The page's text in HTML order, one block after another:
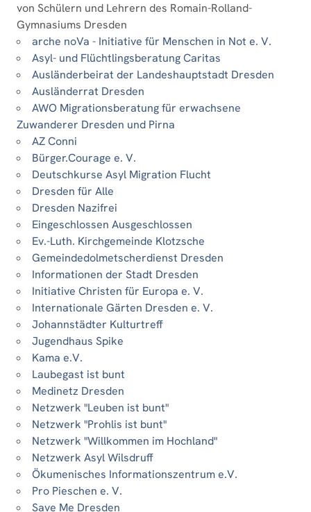
von Schülern und Lehrern des Romain-Rolland-
Gymnasiums Dresden
arche noVa - Initiative für Menschen in Not e. V.
Asyl- und Flüchtlingsberatung Caritas
Ausländerbeirat der Landeshauptstadt Dresden
Ausländerrat Dresden
AWO Migrationsberatung für erwachsene
Zuwanderer Dresden und Pirna
AZ Conni
Bürger.Courage e. V.
Deutschkurse Asyl Migration Flucht
Dresden für Alle
Dresden Nazifrei
Eingeschlossen Ausgeschlossen
Ev.-Luth. Kirchgemeinde Klotzsche
Gemeindedolmetscherdienst Dresden
Informationen der Stadt Dresden
Initiative Christen für Europa e. V.
Internationale Gärten Dresden e. V.
Johannstädter Kulturtreff
Jugendhaus Spike
Kama e.V.
Laubegast ist bunt
Medinetz Dresden
Netzwerk "Leuben ist bunt"
Netzwerk "Prohlis ist bunt"
Netzwerk "Willkommen im Hochland"
Netzwerk Asyl Wilsdruff
Ökumenisches Informationszentrum e.V.
Pro Pieschen e. V.
Save Me Dresden